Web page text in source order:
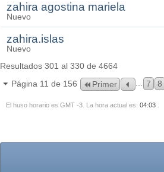
zahira agostina mariela
Nuevo
zahira.islas
Nuevo
Resultados 301 al 330 de 4664
Página 11 de 156
Primer 7 8
El huso horario es GMT -3. La hora actual es: 04:03